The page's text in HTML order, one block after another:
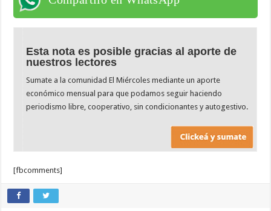
Esta nota es posible gracias al aporte de
nuestros lectores
Sumate a la comunidad El Miércoles mediante un aporte
económico mensual para que podamos seguir haciendo
periodismo libre, cooperativo, sin condicionantes y autogestivo.
[fbcomments]